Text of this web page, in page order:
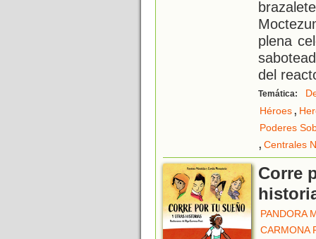
plena
del
Temática:
Héroes,
Poderes
, Centrales
Corre
PANDORA
CARMONA